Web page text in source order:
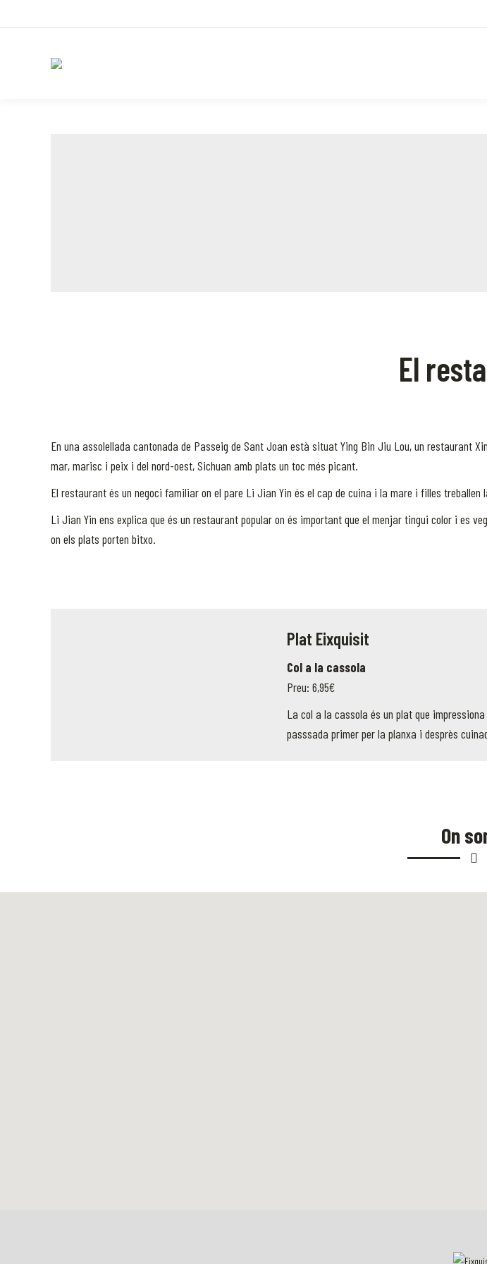
El
En una assolellada cantonada de Passeig de Sant Joan està situat Ying Bin Jiu Lou, un restaurant
mar, marisc i peix i del nord-oest, Sichuan amb plats un toc més picant.
El restaurant és un negoci familiar on el pare Li Jian Yin és el cap de cuina i la mare i filles treballen
Li Jian Yin ens explica que és un restaurant popular on és important que el menjar tingui color i es
on els plats porten bitxo.
Plat Eixquisit
Col a la cassola
Preu: 6,95€
La col a la cassola és un plat que
passsada primer per la planxa i desprès
On